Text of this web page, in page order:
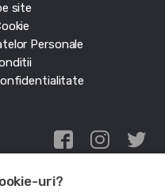
site
Personale
Edris Digital Agency
uri?